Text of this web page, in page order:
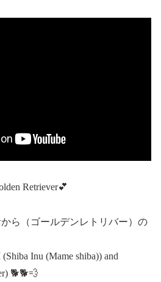
Retriever💕
ら（ゴールデンレトリバー）の
Inu (Mame shiba)) and
🐕🐕💨